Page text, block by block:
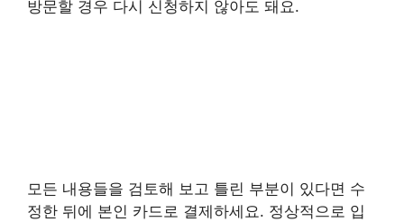
방문할 경우 다시 신청하지 않아도 돼요.
모든 내용들을 검토해 보고 틀린 부분이 있다면 수
정한 뒤에 본인 카드로 결제하세요. 정상적으로 입